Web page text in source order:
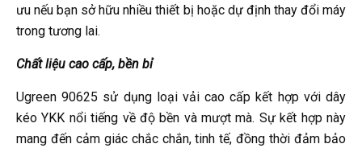
ưu nếu bạn sở hữu nhiều thiết bị hoặc dự định thay đổi máy
trong tương lai.
Chất liệu cao cấp, bền bỉ
Ugreen 90625 sử dụng loại vải cao cấp kết hợp với dây
kéo YKK nổi tiếng về độ bền và mượt mà. Sự kết hợp này
mang đến cảm giác chắc chắn, tinh tế, đồng thời đảm bảo